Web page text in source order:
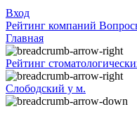
Вход
Рейтинг компаний
Главная
Рейтинг
Слободский у м.